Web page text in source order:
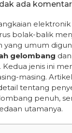
ada komentar
bolak-balik
yang umum
gelombang dan
Kedua jenis ini
masing.
tentang
penuh,
utamanya.